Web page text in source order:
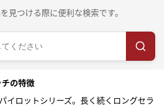
見つける際に便利な検索です。
の特徴
イロットシリーズ。長く続くロングセラ